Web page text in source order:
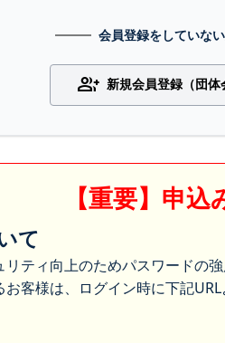
会員登録をしていな
group_add 新規会員登録（団体
【重要】申
て
ティ向上のためパスワードの強
客様は、ログイン時に下記